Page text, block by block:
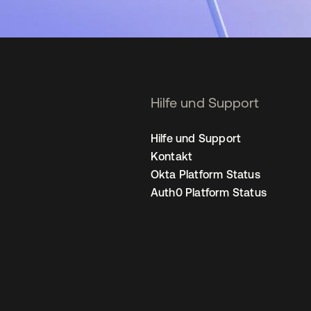
Hilfe und Support
Hilfe und Support
Kontakt
Okta Platform Status
Auth0 Platform Status